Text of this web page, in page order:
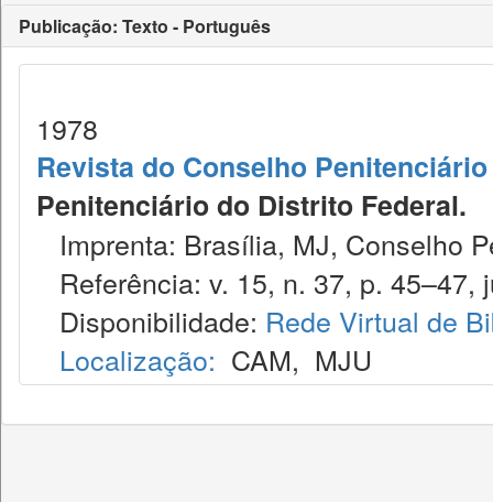
Publicação: Texto - Português
1978
Revista do Conselho
Penitenciário do Distrito Federal.
Imprenta: Brasília, MJ, Conselho
Referência: v. 15, n. 37, p. 45–47,
Disponibilidade: Rede Virtual de
Localização: CAM, MJU